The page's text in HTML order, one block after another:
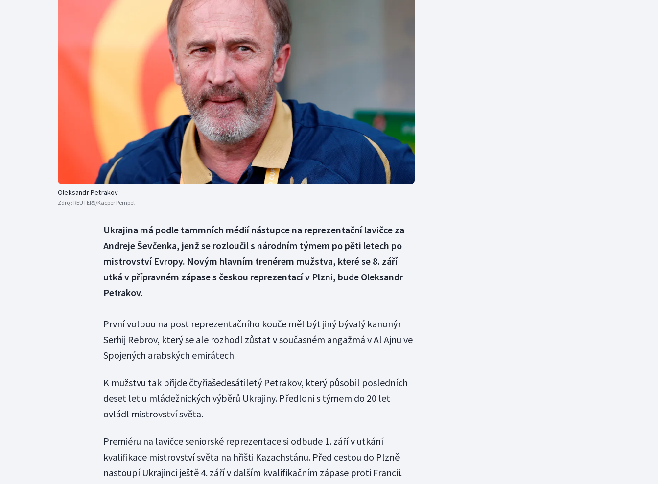
Curling
Dostihy
Florbal
Futsal
Golf
Gymnastika
Moderní pětiboj
Motorsport
Olympijské hry
Parasport
Plavání
Plážový volejbal
Oleksandr Petrakov
Zdroj: REUTERS/Kacper Pempel
Ukrajina má podle tammních médií nástupce na reprezentační lavičce za
Andreje Ševčenka, jenž se rozloučil s národním týmem po pěti letech po
mistrovství Evropy. Novým hlavním trenérem mužstva, které se 8. září
utká v přípravném zápase s českou reprezentací v Plzni, bude Oleksandr
Petrakov.
První volbou na post reprezentačního kouče měl být jiný bývalý kanonýr
Serhij Rebrov, který se ale rozhodl zůstat v současném angažmá v Al Ajnu ve
Spojených arabských emirátech.
K mužstvu tak přijde čtyřiašedesátiletý Petrakov, který působil posledních
deset let u mládežnických výběrů Ukrajiny. Předloni s týmem do 20 let
ovládl mistrovství světa.
Premiéru na lavičce seniorské reprezentace si odbude 1. září v utkání
kvalifikace mistrovství světa na hřišti Kazachstánu. Před cestou do Plzně
nastoupí Ukrajinci ještě 4. září v dalším kvalifikačním zápase proti Francii.